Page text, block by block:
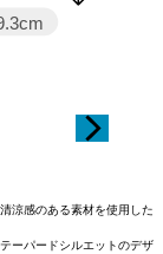
涼感のある素材を使用した
ーパードシルエットのデザ